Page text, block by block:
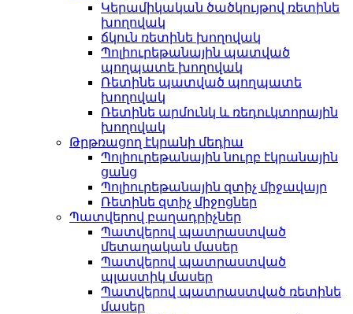
Կերամիկական ծածկույթով ռետինե
խողովակ
ճկուն ռետինե խողովակ
Պոլիուրեթանային պատված
պողպատե խողովակ
Ռետինե պատված պողպատե
խողովակ
Ռետինե արմունկ և ռեդուկտորային
խողովակ
Թրթռացող էկրանի մեդիա
Պոլիուրեթանային նուրբ էկրանային
ցանց
Պոլիուրեթանային զտիչ միջավայր
Ռետինե զտիչ միջոցներ
Պատվերով բաղադրիչներ
Պատվերով պատրաստված
մետաղական մասեր
Պատվերով պատրաստված
պլաստիկ մասեր
Պատվերով պատրաստված ռետինե
մասեր